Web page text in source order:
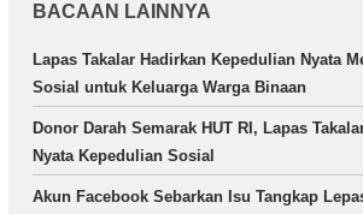
BACAAN LAINNYA
Lapas Takalar Hadirkan Kepedulian Nyata
Sosial untuk Keluarga Warga Binaan
Donor Darah Semarak HUT RI, Lapas
Nyata Kepedulian Sosial
Akun Facebook Sebarkan Isu Tangkap